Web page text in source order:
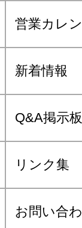
営業カレ
新着情報
Q&A掲示板
リンク集
お問い合